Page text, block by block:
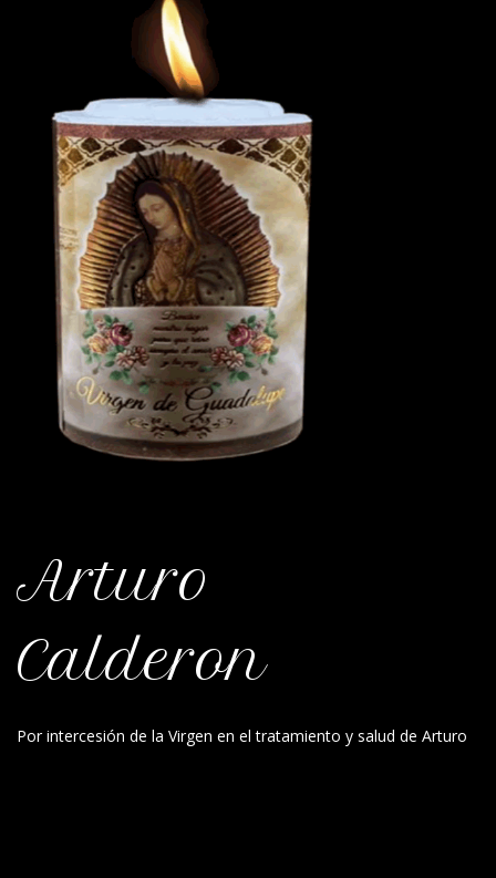
Arturo
Calderon
Por intercesión de la Virgen en el tratamiento y salud de Arturo